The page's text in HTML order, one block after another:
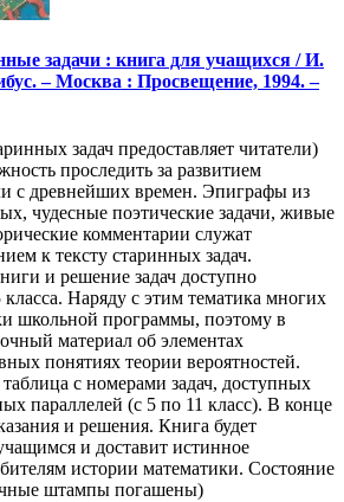
задачи : книга для учащихся / И.
– Москва : Просвещение, 1994. –
задач предоставляет читатели)
проследить за развитием
с древнейших времен. Эпиграфы из
чудесные поэтические задачи, живые
комментарии служат
к тексту старинных задач.
и решение задач доступно
Наряду с этим тематика многих
школьной программы, поэтому в
материал об элементах
понятиях теории вероятностей.
с номерами задач, доступных
параллелей (с 5 по 11 класс). В конце
и решения. Книга будет
и доставит истинное
истории математики. Состояние
штампы погашены)